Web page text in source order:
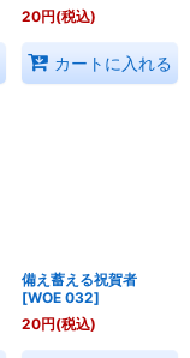
20円(税込)
カートに入れる
備え蓄える祝賀者
[WOE 032]
20円(税込)